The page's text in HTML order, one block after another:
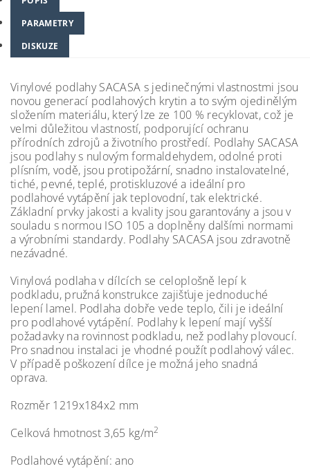
PARAMETRY
DISKUZE
Vinylové podlahy SACASA s jedinečnými vlastnostmi jsou
novou generací podlahových krytin a to svým ojedinělým
složením materiálu, který lze ze 100 % recyklovat, což je
velmi důležitou vlastností, podporující ochranu
přírodních zdrojů a životního prostředí. Podlahy SACASA
jsou podlahy s nulovým formaldehydem, odolné proti
plísním, vodě, jsou protipožární, snadno instalovatelné,
tiché, pevné, teplé, protiskluzové a ideální pro
podlahové vytápění jak teplovodní, tak elektrické.
Základní prvky jakosti a kvality jsou garantovány a jsou v
souladu s normou ISO 105 a doplněny dalšími normami
a výrobními standardy. Podlahy SACASA jsou zdravotně
nezávadné.
Vinylová podlaha v dílcích se celoplošně lepí k
podkladu, pružná konstrukce zajišťuje jednoduché
lepení lamel. Podlaha dobře vede teplo, čili je ideální
pro podlahové vytápění. Podlahy k lepení mají vyšší
požadavky na rovinnost podkladu, než podlahy plovoucí.
Pro snadnou instalaci je vhodné použít podlahový válec.
V případě poškození dílce je možná jeho snadná
oprava.
Rozměr 1219x184x2 mm
Celková hmotnost 3,65 kg/m2
Podlahové vytápění: ano